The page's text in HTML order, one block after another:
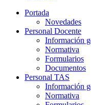
Portada
Novedades
Personal Docente
Información
Normativa
Formularios
Documentos
Personal TAS
Información
Normativa